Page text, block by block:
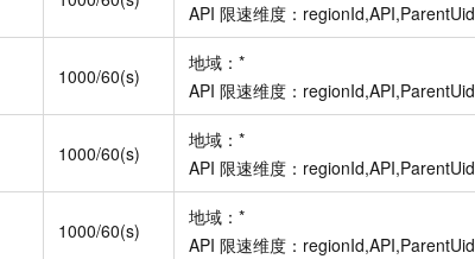
API 限速维度： regionId,API,ParentUid
1000/60(s)
地域： *
API 限速维度： regionId,API,ParentUid
1000/60(s)
地域： *
API 限速维度： regionId,API,ParentUid
1000/60(s)
地域： *
API 限速维度： regionId,API,ParentUid